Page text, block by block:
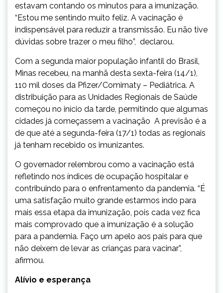
estavam contando os minutos para a imunização.
“Estou me sentindo muito feliz. A vacinação é
indispensável para reduzir a transmissão. Eu não tive
dúvidas sobre trazer o meu filho”, declarou.
Com a segunda maior população infantil do Brasil,
Minas recebeu, na manhã desta sexta-feira (14/1),
110 mil doses da Pfizer/Comirnaty – Pediátrica. A
distribuição para as Unidades Regionais de Saúde
começou no início da tarde, permitindo que algumas
cidades já começassem a vacinação A previsão é a
de que até a segunda-feira (17/1) todas as regionais
já tenham recebido os imunizantes.
O governador relembrou como a vacinação está
refletindo nos índices de ocupação hospitalar e
contribuindo para o enfrentamento da pandemia. “É
uma satisfação muito grande estarmos indo para
mais essa etapa da imunização, pois cada vez fica
mais comprovado que a imunização é a solução
para a pandemia. Faço um apelo aos pais para que
não deixem de levar as crianças para vacinar”,
afirmou.
Alívio e esperança